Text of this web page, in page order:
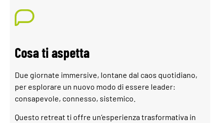
Cosa ti aspetta
Due giornate immersive, lontane dal caos quotidiano,
per esplorare un nuovo modo di essere leader:
consapevole, connesso, sistemico.
Questo retreat ti offre un’esperienza trasformativa in